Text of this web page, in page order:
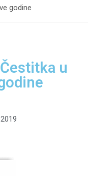
godine
u